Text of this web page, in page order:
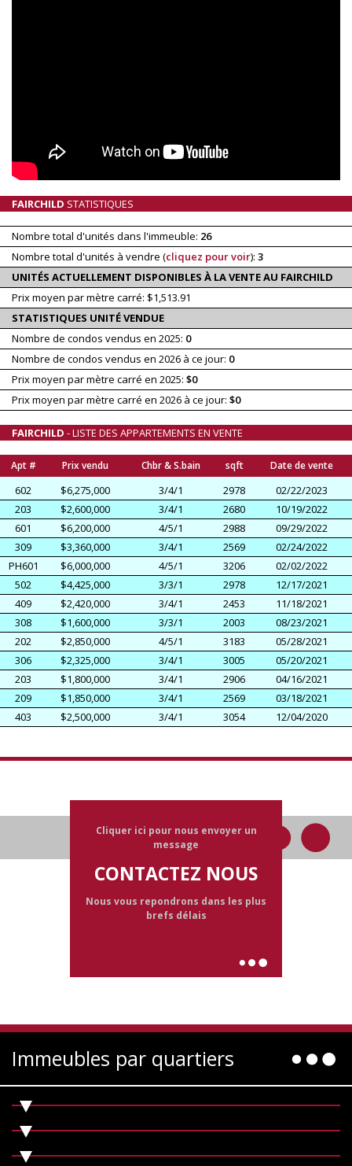
FAIRCHILD STATISTIQUES
Nombre total d'unités dans l'immeuble: 26
Nombre total d'unités à vendre (cliquez pour voir): 3
UNITÉS ACTUELLEMENT DISPONIBLES À LA VENTE AU FAIRCHILD
Prix moyen par mètre carré: $1,513.91
STATISTIQUES UNITÉ VENDUE
Nombre de condos vendus en 2025: 0
Nombre de condos vendus en 2026 à ce jour: 0
Prix moyen par mètre carré en 2025: $0
Prix moyen par mètre carré en 2026 à ce jour: $0
FAIRCHILD - LISTE DES APPARTEMENTS EN VENTE
Apt # Prix vendu Chbr & S.bain sqft Date de vente
602 $6,275,000 3/4/1 2978
02/22/2023
203
$2,600,000 3/4/1 2680
10/19/2022
601
$6,200,000 4/5/1 2988
09/29/2022
309
$3,360,000 3/4/1 2569
02/24/2022
PH601
$6,000,000 4/5/1 3206
02/02/2022
502
$4,425,000 3/3/1 2978
12/17/2021
409
$2,420,000 3/4/1 2453
11/18/2021
308
$1,600,000 3/3/1 2003
08/23/2021
202
$2,850,000 4/5/1 3183
05/28/2021
306
$2,325,000 3/4/1 3005
05/20/2021
203
$1,800,000 3/4/1 2906
04/16/2021
209
$1,850,000 3/4/1 2569
03/18/2021
403
$2,500,000 3/4/1 3054 12/04/2020
Cliquer ici pour nous envoyer un
message
CONTACTEZ NOUS
Nous vous repondrons dans les plus
brefs délais
Immeubles par quartiers